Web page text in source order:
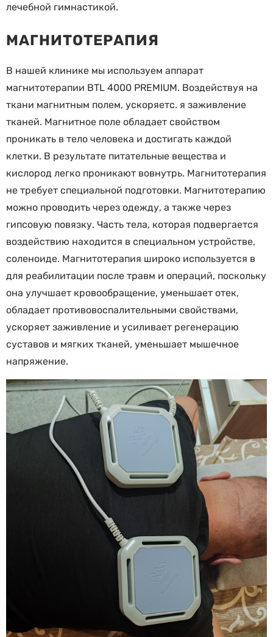
лечебной гимнастикой.
МАГНИТОТЕРАПИЯ
В нашей клинике мы используем аппарат
магнитотерапии BTL 4000 PREMIUM. Воздействуя на
ткани магнитным полем, ускоряетс. я заживление
тканей. Магнитное поле обладает свойством
проникать в тело человека и достигать каждой
клетки. В результате питательные вещества и
кислород легко проникают вовнутрь. Магнитотерапия
не требует специальной подготовки. Магнитотерапию
можно проводить через одежду, а также через
гипсовую повязку. Часть тела, которая подвергается
воздействию находится в специальном устройстве,
соленоиде. Магнитотерапия широко используется в
для реабилитации после травм и операций, поскольку
она улучшает кровообращение, уменьшает отек,
обладает противовоспалительными свойствами,
ускоряет заживление и усиливает регенерацию
суставов и мягких тканей, уменьшает мышечное
напряжение.